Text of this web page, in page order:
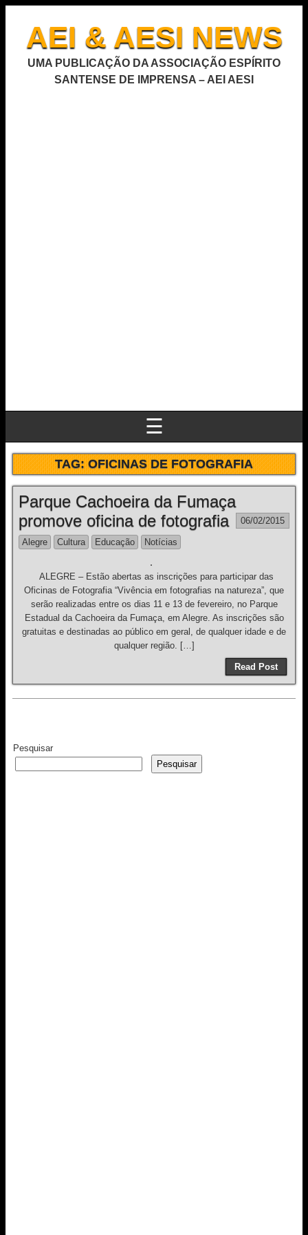
AEI & AESI NEWS
UMA PUBLICAÇÃO DA ASSOCIAÇÃO ESPÍRITO
SANTENSE DE IMPRENSA – AEI AESI
☰
TAG:OFICINAS DE FOTOGRAFIA
Parque Cachoeira da Fumaça
promove oficina de fotografia
06/02/2015
Alegre Cultura Educação Notícias
ALEGRE – Estão abertas as inscrições para participar das
Oficinas de Fotografia “Vivência em fotografias na natureza”, que
serão realizadas entre os dias 11 e 13 de fevereiro, no Parque
Estadual da Cachoeira da Fumaça, em Alegre. As inscrições são
gratuitas e destinadas ao público em geral, de qualquer idade e de
qualquer região. […]
Read Post
Pesquisar
Pesquisar